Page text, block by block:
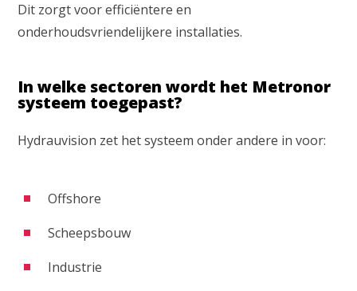
Dit zorgt voor efficiëntere en
onderhoudsvriendelijkere installaties.
In welke sectoren wordt het Metronor
systeem toegepast?
Hydrauvision zet het systeem onder andere in voor:
Offshore
Scheepsbouw
Industrie